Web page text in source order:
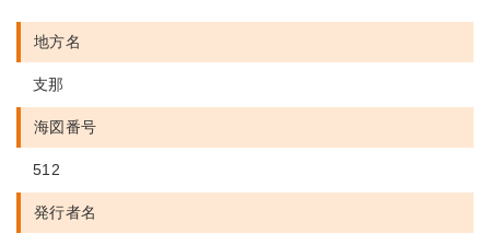
地方名
支那
海図番号
512
発行者名